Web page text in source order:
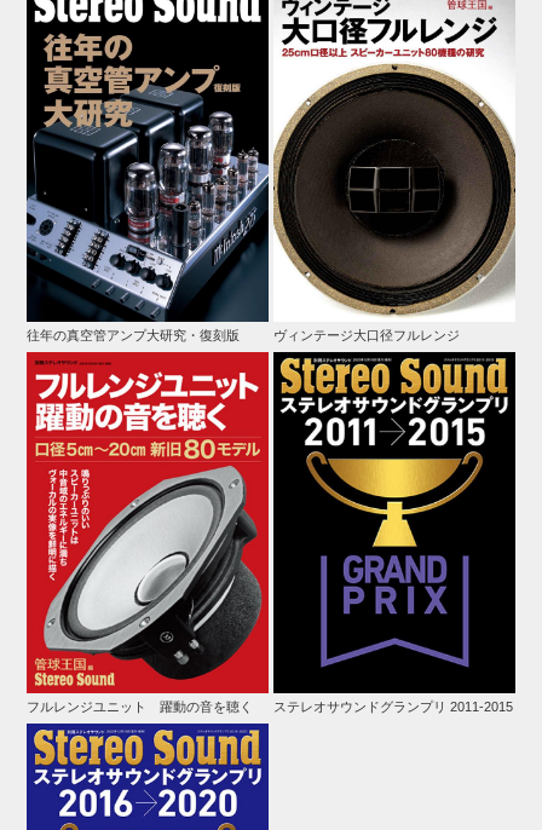
往年の真空管アンプ大研究・復刻版 ヴィンテージ大口径フルレンジ
フルレンジユニット 躍動の音を聴く ステレオサウンドグランプリ 2011-2015